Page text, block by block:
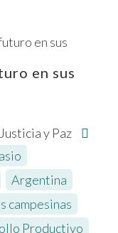
en sus
y Paz
Argentina
campesinas
Productivo